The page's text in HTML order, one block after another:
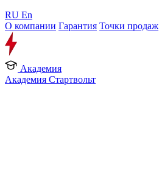
RU En
О компании Гарантия Точки продаж
Академия
Академия Стартвольт